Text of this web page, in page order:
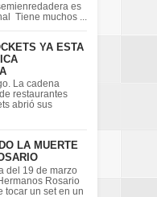
es
Tiene muchos ...
YA ESTA
La cadena
restaurantes
abrió sus
LA MUERTE
del 19 de marzo
Rosario
tocar un set en un